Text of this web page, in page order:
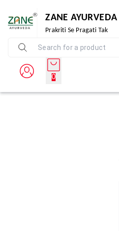
ZANE AYURVEDA
Prakriti Se Pragati Tak
0